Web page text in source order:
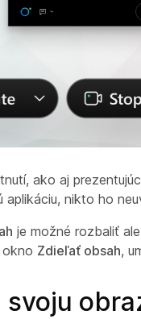
ako aj
aplikáciu, nikto ho
je možné rozbaliť
Zdieľať obsah,